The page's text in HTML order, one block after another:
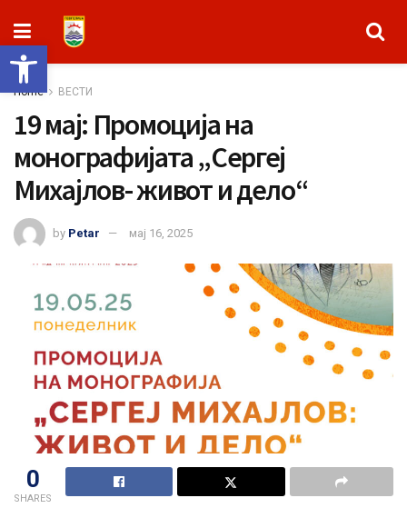
Open toolbar
Home ВЕСТИ
19 мај: Промоција на
монографијата „Сергеј
Михајлов- живот и дело“
by Petar мај 16, 2025
0
SHARES